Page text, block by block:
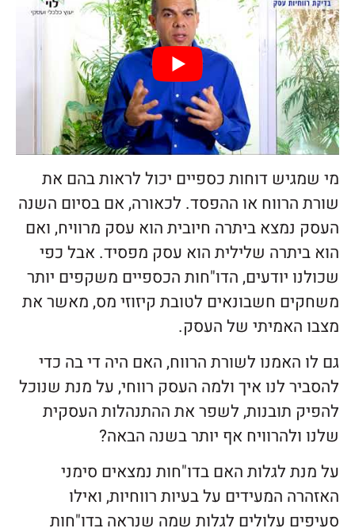
מי שמגיש דוחות כספיים יכול לראות בהם את
שורת הרווח או ההפסד. לכאורה, אם בסיום השנה
העסק נמצא ביתרה חיובית הוא עסק מרוויח, ואם
הוא ביתרה שלילית הוא עסק מפסיד. אבל כפי
שכולנו יודעים, הדו"חות הכספיים משקפים יותר
משחקים חשבונאים לטובת קיזוזי מס, מאשר את
מצבו האמיתי של העסק.
גם לו האמנו לשורת הרווח, האם היה די בה כדי
להסביר לנו איך ולמה העסק רווחי, על מנת שנוכל
להפיק תובנות, לשפר את ההתנהלות העסקית
שלנו ולהרוויח אף יותר בשנה הבאה?
על מנת לגלות האם בדו"חות נמצאים סימני
האזהרה המעידים על בעיות רווחיות, ואילו
סעיפים עלולים לגלות שמה שנראה בדו"חות